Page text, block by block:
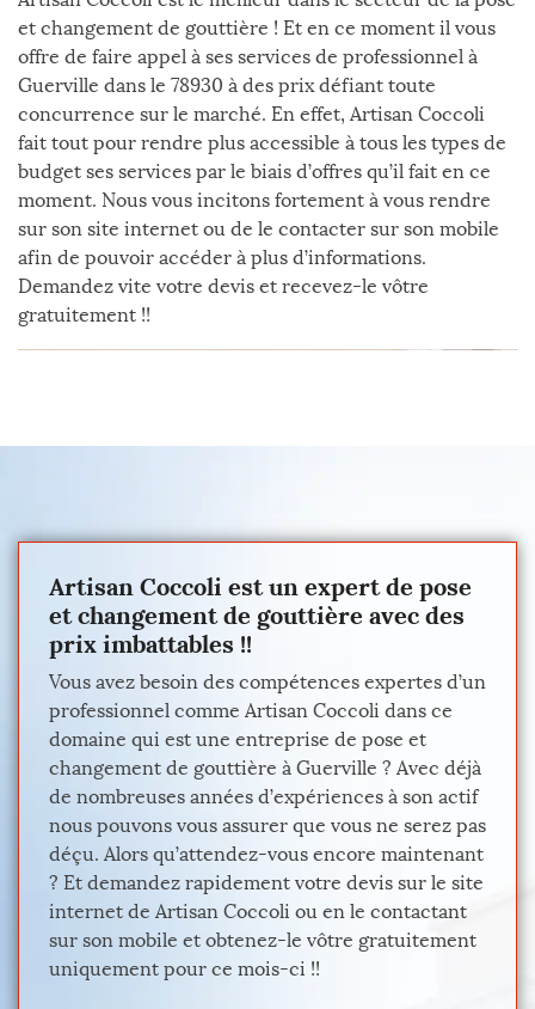
et changement de gouttière ! Et en ce moment il vous
offre de faire appel à ses services de professionnel à
Guerville dans le 78930 à des prix défiant toute
concurrence sur le marché. En effet, Artisan Coccoli
fait tout pour rendre plus accessible à tous les types de
budget ses services par le biais d’offres qu’il fait en ce
moment. Nous vous incitons fortement à vous rendre
sur son site internet ou de le contacter sur son mobile
afin de pouvoir accéder à plus d’informations.
Demandez vite votre devis et recevez-le vôtre
gratuitement !!
Artisan Coccoli est un expert de pose
et changement de gouttière avec des
prix imbattables !!
Vous avez besoin des compétences expertes d’un
professionnel comme Artisan Coccoli dans ce
domaine qui est une entreprise de pose et
changement de gouttière à Guerville ? Avec déjà
de nombreuses années d’expériences à son actif
nous pouvons vous assurer que vous ne serez pas
déçu. Alors qu’attendez-vous encore maintenant
? Et demandez rapidement votre devis sur le site
internet de Artisan Coccoli ou en le contactant
sur son mobile et obtenez-le vôtre gratuitement
uniquement pour ce mois-ci !!